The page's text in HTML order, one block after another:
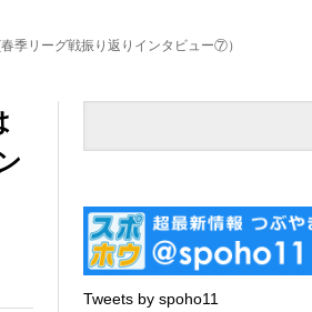
季リーグ戦振り返りインタビュー⑦）
Tweets by spoho11